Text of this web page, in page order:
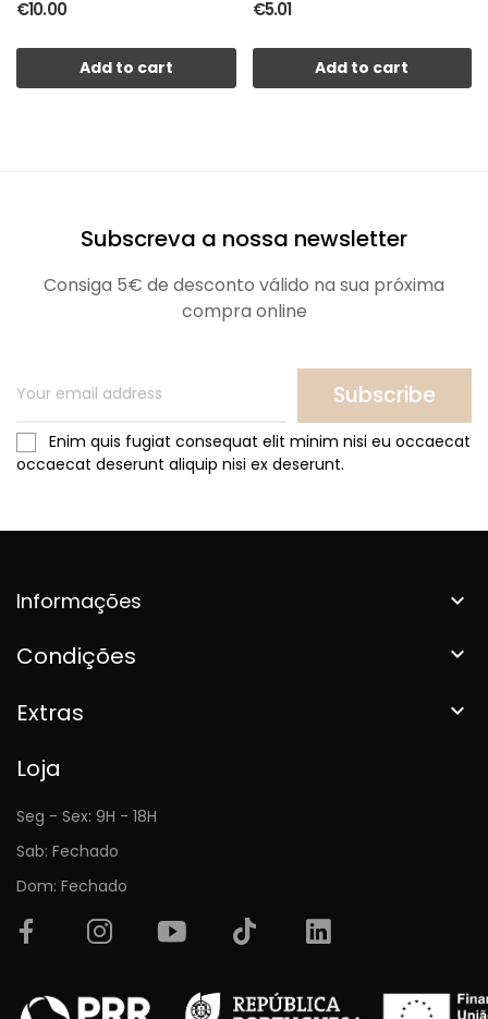
€10.00
Add to cart
€5.01
Add to cart
Subscreva a nossa newsletter
Consiga 5€ de desconto válido na sua próxima
compra online
Subscribe
Enim quis fugiat consequat elit minim nisi eu occaecat
occaecat deserunt aliquip nisi ex deserunt.
Informações 
Condições 
Extras 
Loja
Seg - Sex: 9H - 18H
Sab: Fechado
Dom: Fechado